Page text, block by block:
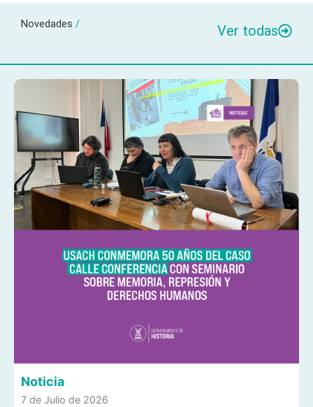
Novedades / Ver todas
Noticia
7 de Julio de 2026